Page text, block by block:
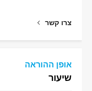
צרו קשר
אופן ההוראה
שיעור